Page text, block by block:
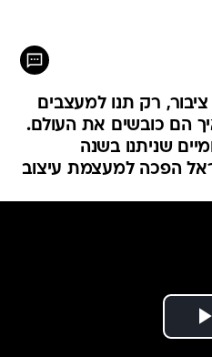
רק תנו למעצבים
הם כובשים את העולם.
שניתנו בשנה
הפכה למעצמת עיצוב